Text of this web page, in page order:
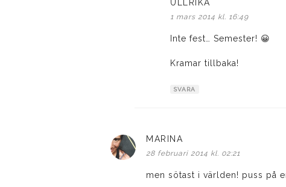
ULLRIKA
1 mars 2014 kl. 16:49
Inte fest… Semester! 😀
Kramar tillbaka!
SVARA
MARINA
28 februari 2014 kl. 02:21
men sötast i världen! puss på